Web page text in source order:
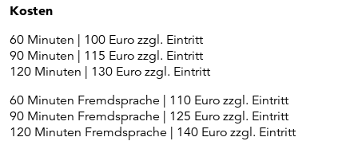
Kosten
60 Minuten | 100 Euro zzgl. Eintritt
90 Minuten | 115 Euro zzgl. Eintritt
120 Minuten | 130 Euro zzgl. Eintritt
60 Minuten Fremdsprache | 110 Euro zzgl. Eintritt
90 Minuten Fremdsprache | 125 Euro zzgl. Eintritt
120 Minuten Fremdsprache | 140 Euro zzgl. Eintritt